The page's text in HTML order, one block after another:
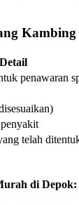
Detail
penawaran
penyakit
telah
di Depok: